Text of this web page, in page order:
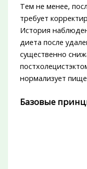
Тем не менее,
требует
История
диета после
существенно
нормализует
Базовые